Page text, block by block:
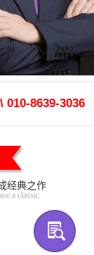
010-8639-3036
经典之作
a classic